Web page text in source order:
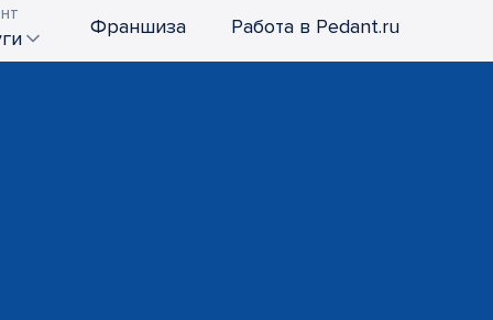
Франшиза Работа в Pedant.ru